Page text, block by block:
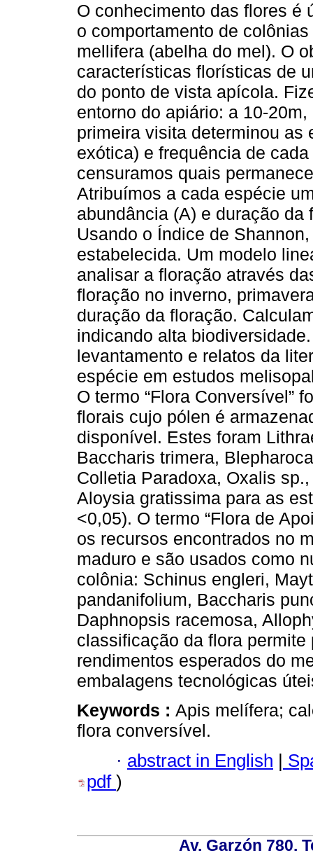
O conhecimento das flores é
o comportamento de
mellifera (abelha do mel). O
características florísticas de
do ponto de vista apícola.
entorno do apiário: a 10-
primeira visita determinou
exótica) e frequência de
censuramos quais
Atribuímos a cada espécie
abundância (A) e duração
Usando o Índice de
estabelecida. Um modelo
analisar a floração através
floração no inverno,
duração da floração.
indicando alta
levantamento e relatos da
espécie em estudos
O termo “Flora Conversível”
florais cujo pólen é
disponível. Estes foram
Baccharis trimera,
Colletia Paradoxa, Oxalis
Aloysia gratissima para as
<0,05). O termo “Flora de
os recursos encontrados no
maduro e são usados ​​como
colônia: Schinus engleri,
pandanifolium, Baccharis
Daphnopsis racemosa,
classificação da flora
rendimentos esperados do
embalagens tecnológicas
Keywords : Apis melífera;
flora conversível.
· abstract in English |
pdf )
Av. Garzón 780.